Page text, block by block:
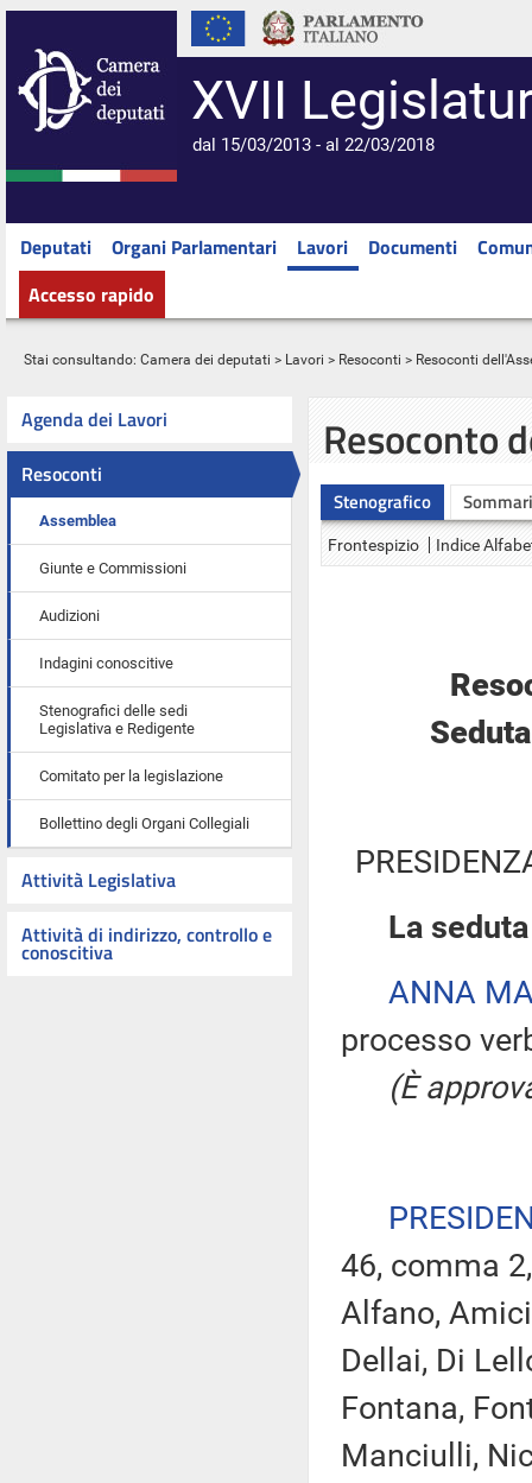
XVII
dal 15/03/2013 - al 22/03/2018
Deputati Organi Parlamentari Lavori Documenti
Accesso rapido
Stai consultando: Camera dei deputati > Lavori > Resoconti > Resoconti
Agenda dei Lavori
Resoconti
Assemblea
Giunte e Commissioni
Audizioni
Indagini conoscitive
Stenografici delle sedi
Legislativa e Redigente
Comitato per la legislazione
Bollettino degli Organi Collegiali
Attività Legislativa
Attività di indirizzo, controllo e
conoscitiva
Resoconto
Stenografico
Frontespizio Indice
La
ANNA
processo
(È
46, comma
Alfano,
Dellai, Di
Fontana,
Manciulli,